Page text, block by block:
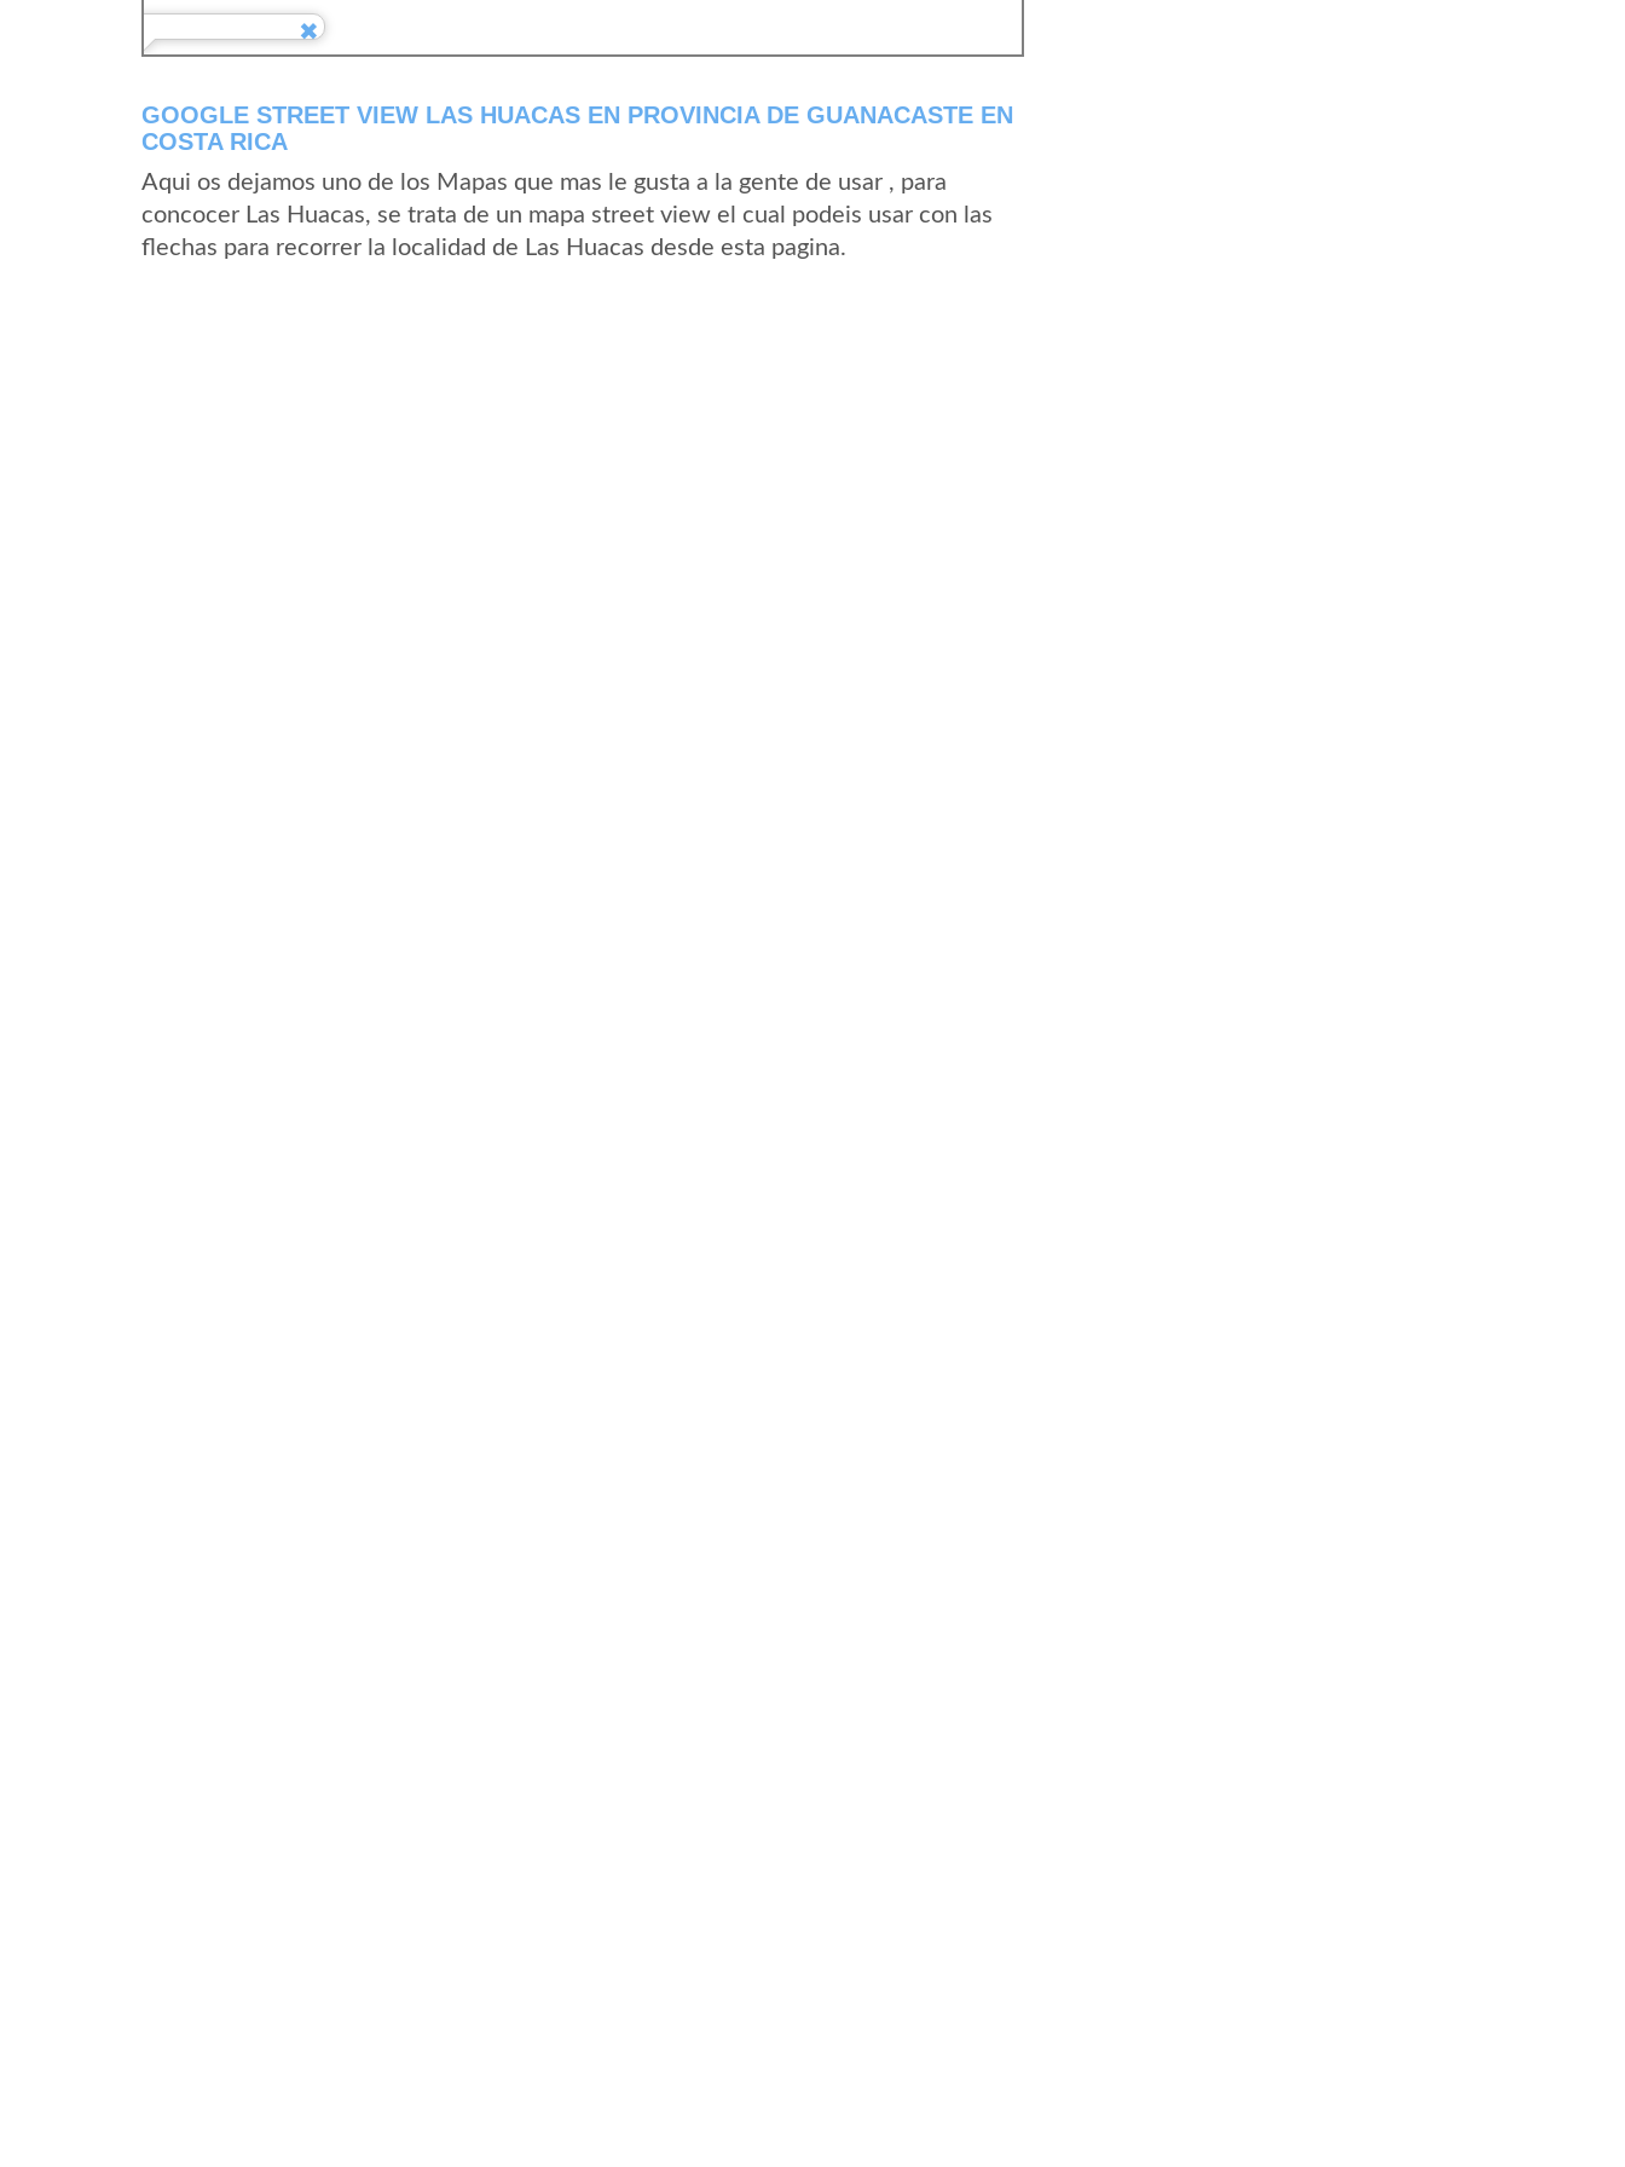
GOOGLE STREET VIEW LAS HUACAS EN PROVINCIA DE GUANACASTE EN
COSTA RICA
Aqui os dejamos uno de los Mapas que mas le gusta a la gente de usar , para
concocer Las Huacas, se trata de un mapa street view el cual podeis usar con las
flechas para recorrer la localidad de Las Huacas desde esta pagina.